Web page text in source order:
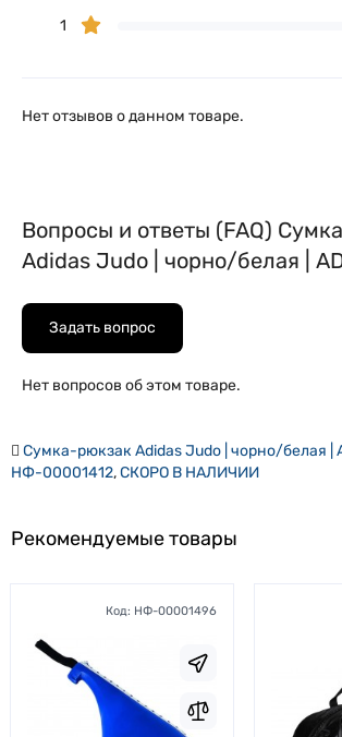
1
Нет отзывов о данном товаре.
Вопросы и ответы (FAQ)
Adidas Judo | чорно/белая |
Задать вопрос
Нет вопросов об этом товаре.
Сумка-рюкзак Adidas Judo | чорно/белая |
НФ-00001412,СКОРО В НАЛИЧИИ
Рекомендуемые товары
Код: НФ-00001496